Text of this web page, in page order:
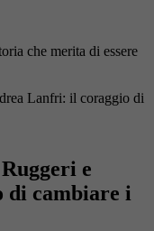
che merita di essere
e
cambiare i